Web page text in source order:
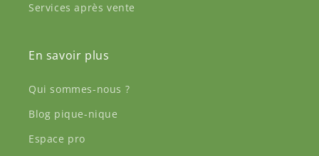
Services après vente
En savoir plus
Qui sommes-nous ?
Blog pique-nique
Espace pro